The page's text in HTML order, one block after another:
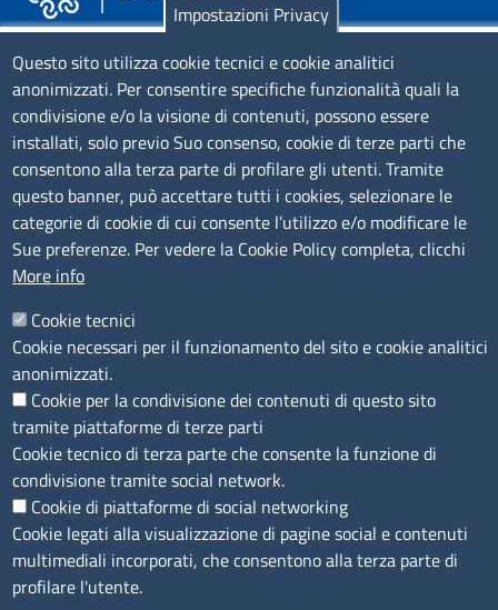
Piazza Sallustio, 21 - 00187 Roma
EMAIL: info.sni@unioncamere.it
C.F.: 01484460587
P.Iva: 01000211001
SERVIZIO REALIZZATO DA
SEGUICI SU
MENÙ PRIVACY
Note legali Privacy e cookie policy Accesso riservato
Impostazioni Privacy
Questo sito utilizza cookie tecnici e cookie analitici
anonimizzati. Per consentire specifiche funzionalità quali la
condivisione e/o la visione di contenuti, possono essere
installati, solo previo Suo consenso, cookie di terze parti che
consentono alla terza parte di profilare gli utenti. Tramite
questo banner, può accettare tutti i cookies, selezionare le
categorie di cookie di cui consente l’utilizzo e/o modificare le
Sue preferenze. Per vedere la Cookie Policy completa, clicchi
More info
Cookie tecnici
Cookie necessari per il funzionamento del sito e cookie analitici
anonimizzati.
Cookie per la condivisione dei contenuti di questo sito
tramite piattaforme di terze parti
Cookie tecnico di terza parte che consente la funzione di
condivisione tramite social network.
Cookie di piattaforme di social networking
Cookie legati alla visualizzazione di pagine social e contenuti
multimediali incorporati, che consentono alla terza parte di
profilare l'utente.